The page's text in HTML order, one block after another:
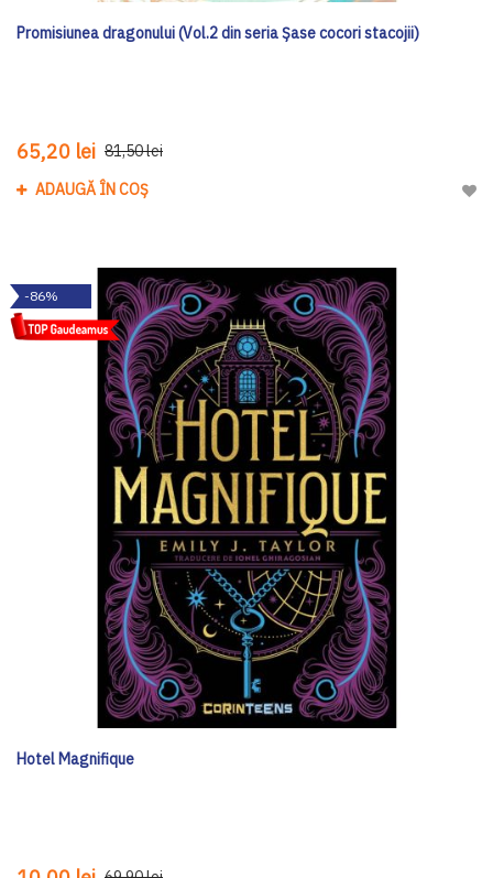
Promisiunea dragonului (Vol.2 din seria Șase cocori stacojii)
65,20 lei 81,50 lei
ADAUGĂ ÎN COȘ
-86%
Hotel Magnifique